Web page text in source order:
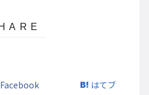
Facebook はてブ